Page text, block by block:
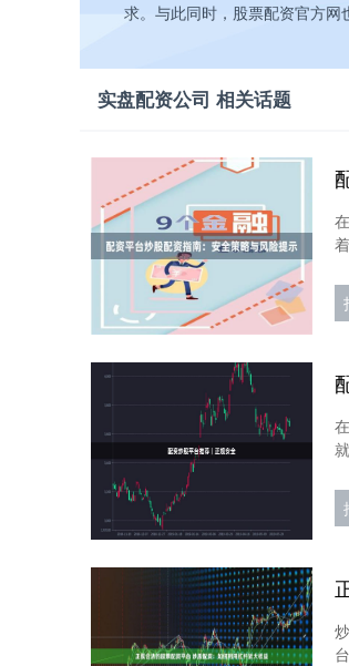
求。与此同时，股票配资官方网
实盘配资公司 相关话题